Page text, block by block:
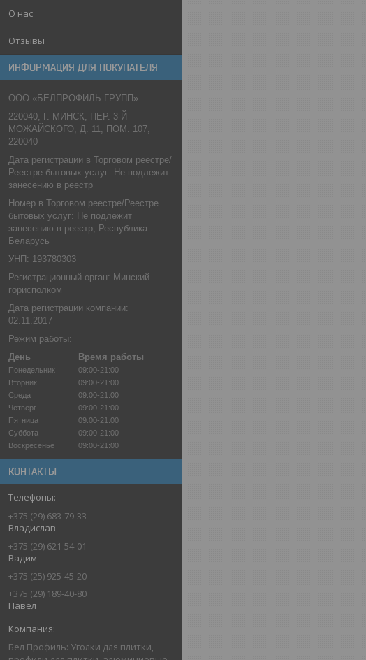
О нас
Отзывы
ИНФОРМАЦИЯ ДЛЯ ПОКУПАТЕЛЯ
ООО «БЕЛПРОФИЛЬ ГРУПП»
220040, Г. МИНСК, ПЕР. 3-Й
МОЖАЙСКОГО, Д. 11, ПОМ. 107,
220040
Дата регистрации в Торговом реестре/
Реестре бытовых услуг: Не подлежит
занесению в реестр
Номер в Торговом реестре/Реестре
бытовых услуг: Не подлежит
занесению в реестр, Республика
Беларусь
УНП: 193780303
Регистрационный орган: Минский
горисполком
Дата регистрации компании:
02.11.2017
Режим работы:
День
Время работы
Понедельник
09:00-21:00
Вторник
09:00-21:00
Среда
09:00-21:00
Четверг
09:00-21:00
Пятница
09:00-21:00
Суббота
09:00-21:00
Воскресенье
09:00-21:00
КОНТАКТЫ
+375 (29) 683-79-33
Владислав
+375 (29) 621-54-01
Вадим
+375 (25) 925-45-20
+375 (29) 189-40-80
Павел
Бел Профиль: Уголки для плитки,